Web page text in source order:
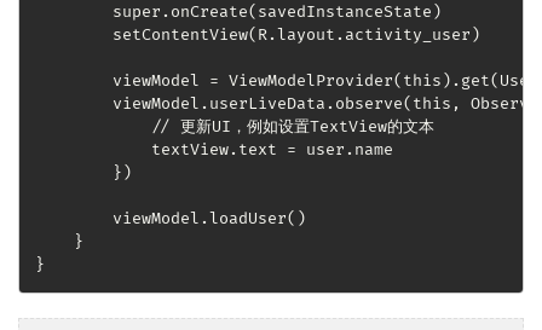
        super.onCreate(savedInstanceState)
        setContentView(R.layout.activity_user)
viewModel =
viewModel.userLiveData.observe(this,
            // 更新UI，例如设置TextView的文本
            textView.text = user.name
        })
        viewModel.loadUser()
    }
}